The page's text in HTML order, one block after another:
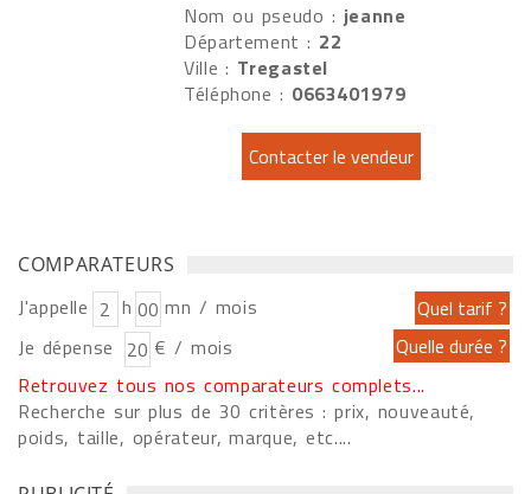
Nom ou pseudo : jeanne
Département : 22
Ville : Tregastel
Téléphone : 0663401979
COMPARATEURS
J'appelle h
mn / mois
Je dépense
€ / mois
Retrouvez tous nos comparateurs complets...
Recherche sur plus de 30 critères : prix, nouveauté,
poids, taille, opérateur, marque, etc....